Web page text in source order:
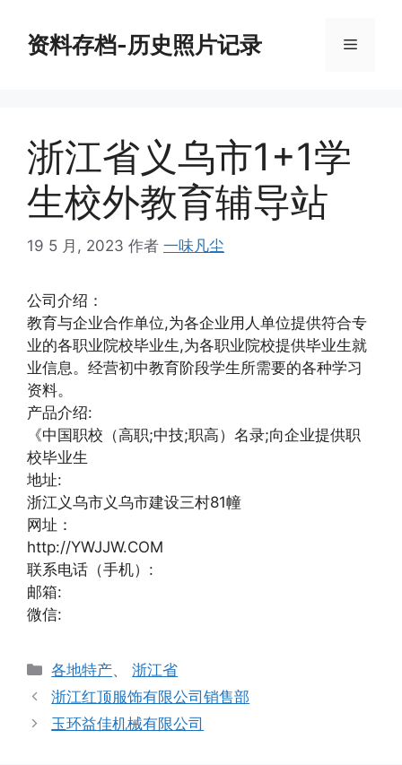
资料存档-历史照片记录 菜
浙江省义乌市1+1学
生校外教育辅导站
19 5 月, 2023 作者 一味凡尘
公司介绍：
教育与企业合作单位,为各企业用人单位提供符合专
业的各职业院校毕业生,为各职业院校提供毕业生就
业信息。经营初中教育阶段学生所需要的各种学习
资料。
产品介绍:
《中国职校（高职;中技;职高）名录;向企业提供职
校毕业生
地址:
浙江义乌市义乌市建设三村81幢
网址：
http://YWJJW.COM
联系电话（手机）:
邮箱:
微信:
分
类
各地特产、浙江省
浙江红顶服饰有限公司销售部
玉环益佳机械有限公司